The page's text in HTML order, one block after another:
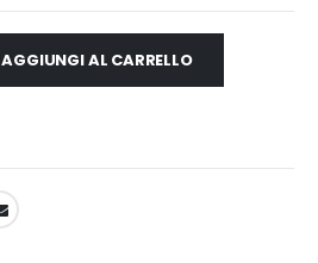
AGGIUNGI AL CARRELLO